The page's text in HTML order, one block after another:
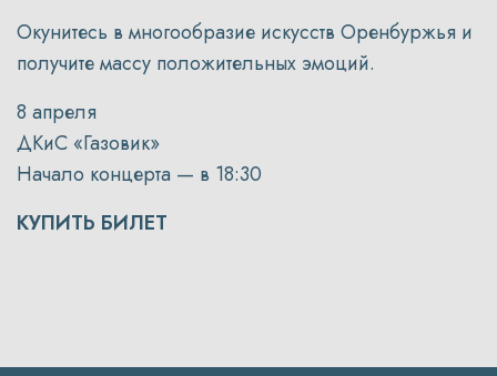
Окунитесь в многообразие искусств Оренбуржья и
получите массу положительных эмоций.
8 апреля
ДКиС «Газовик»
Начало концерта — в 18:30
КУПИТЬ БИЛЕТ